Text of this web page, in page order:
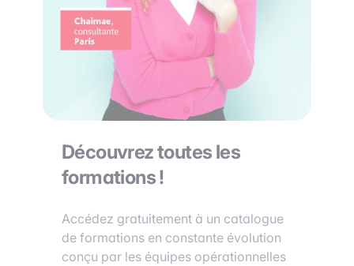
Découvrez toutes les
formations !
Accédez gratuitement à un catalogue
de formations en constante évolution
conçu par les équipes opérationnelles